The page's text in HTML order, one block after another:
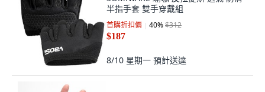
半指手套 雙手穿戴組
首購折扣價 40%$312
$187
8/10 星期一 預計送達